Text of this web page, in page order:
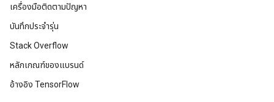
เครื่องมือติดตามปัญหา
บันทึกประจำรุ่น
Stack Overflow
หลักเกณฑ์ของแบรนด์
อ้างอิง TensorFlow